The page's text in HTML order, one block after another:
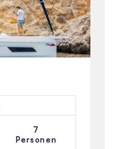
7
Personen